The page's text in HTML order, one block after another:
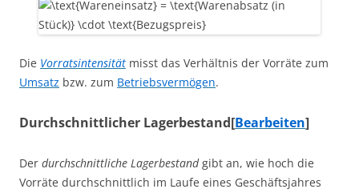
Die Vorratsintensität misst das Verhältnis der Vorräte zum
Umsatz bzw. zum Betriebsvermögen.
Durchschnittlicher Lagerbestand[Bearbeiten]
Der durchschnittliche Lagerbestandgibt an, wie hoch die
Vorräte durchschnittlich im Laufe eines Geschäftsjahres